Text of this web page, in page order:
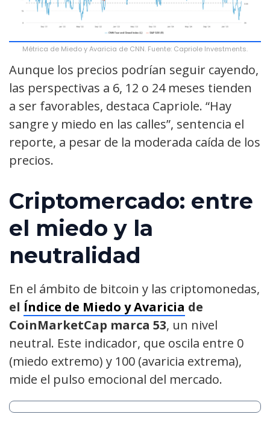
Métrica de Miedo y Avaricia de CNN. Fuente: Capriole Investments.
Aunque los precios podrían seguir cayendo,
las perspectivas a 6, 12 o 24 meses tienden
a ser favorables, destaca Capriole. “Hay
sangre y miedo en las calles”, sentencia el
reporte, a pesar de la moderada caída de los
precios.
Criptomercado: entre
el miedo y la
neutralidad
En el ámbito de bitcoin y las criptomonedas,
el Índice de Miedo y Avaricia de
CoinMarketCap marca 53, un nivel
neutral. Este indicador, que oscila entre 0
(miedo extremo) y 100 (avaricia extrema),
mide el pulso emocional del mercado.